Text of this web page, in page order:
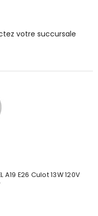
votre succursale
A19 E26 Culot 13W 120V